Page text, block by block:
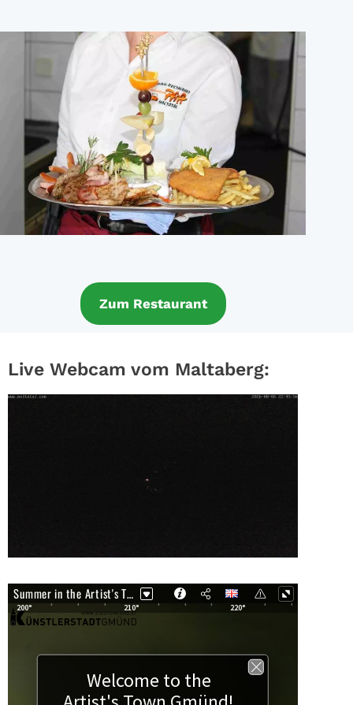
Zum Restaurant
Live Webcam vom Maltaberg: